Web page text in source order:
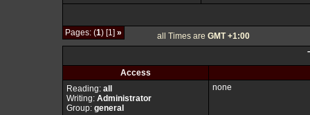
Pages: (1) [1] » all Times are GMT +1:00
Access
Reading: all
Writing: Administrator
Group: general
none